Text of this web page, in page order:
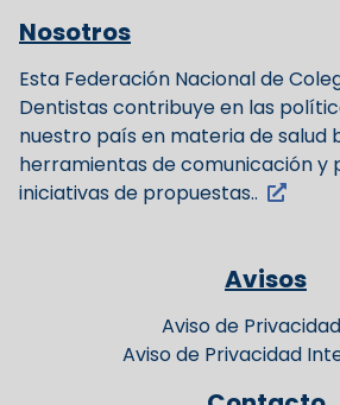
Nosotros
Esta Federación Nacional de
Dentistas contribuye en las
nuestro país en materia de salud
herramientas de comunicación y
iniciativas de propuestas..
Avisos
Aviso de Privacidad
Aviso de Privacidad